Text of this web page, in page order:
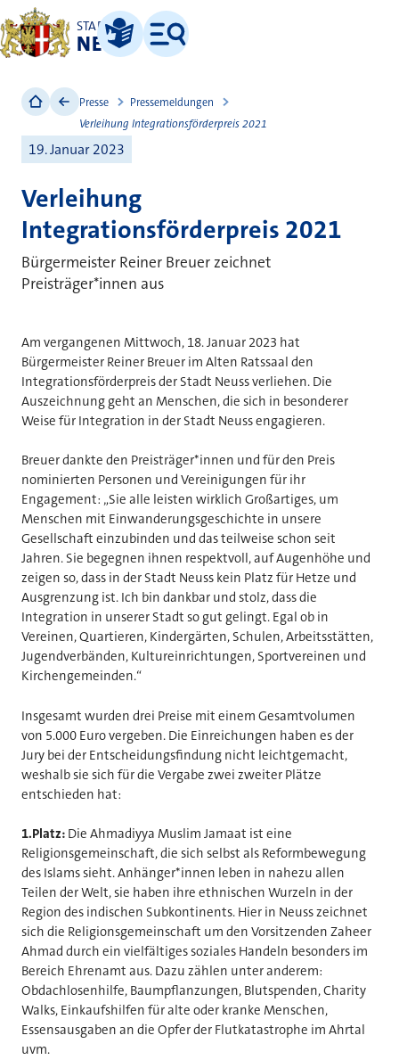
STADT
NEUSS
Leichte Sprache
Menü
Presse
Pressemeldungen
Verleihung Integrationsförderpreis 2021
19. Januar 2023
Verleihung
Integrationsförderpreis 2021
Bürgermeister Reiner Breuer zeichnet
Preisträger*innen aus
Am vergangenen Mittwoch, 18. Januar 2023 hat
Bürgermeister Reiner Breuer im Alten Ratssaal den
Integrationsförderpreis der Stadt Neuss verliehen. Die
Auszeichnung geht an Menschen, die sich in besonderer
Weise für Integration in der Stadt Neuss engagieren.
Breuer dankte den Preisträger*innen und für den Preis
nominierten Personen und Vereinigungen für ihr
Engagement: „Sie alle leisten wirklich Großartiges, um
Menschen mit Einwanderungsgeschichte in unsere
Gesellschaft einzubinden und das teilweise schon seit
Jahren. Sie begegnen ihnen respektvoll, auf Augenhöhe und
zeigen so, dass in der Stadt Neuss kein Platz für Hetze und
Ausgrenzung ist. Ich bin dankbar und stolz, dass die
Integration in unserer Stadt so gut gelingt. Egal ob in
Vereinen, Quartieren, Kindergärten, Schulen, Arbeitsstätten,
Jugendverbänden, Kultureinrichtungen, Sportvereinen und
Kirchengemeinden.“
Insgesamt wurden drei Preise mit einem Gesamtvolumen
von 5.000 Euro vergeben. Die Einreichungen haben es der
Jury bei der Entscheidungsfindung nicht leichtgemacht,
weshalb sie sich für die Vergabe zwei zweiter Plätze
entschieden hat:
1.Platz: Die Ahmadiyya Muslim Jamaat ist eine
Religionsgemeinschaft, die sich selbst als Reformbewegung
des Islams sieht. Anhänger*innen leben in nahezu allen
Teilen der Welt, sie haben ihre ethnischen Wurzeln in der
Region des indischen Subkontinents. Hier in Neuss zeichnet
sich die Religionsgemeinschaft um den Vorsitzenden Zaheer
Ahmad durch ein vielfältiges soziales Handeln besonders im
Bereich Ehrenamt aus. Dazu zählen unter anderem:
Obdachlosenhilfe, Baumpflanzungen, Blutspenden, Charity
Walks, Einkaufshilfen für alte oder kranke Menschen,
Essensausgaben an die Opfer der Flutkatastrophe im Ahrtal
uvm.